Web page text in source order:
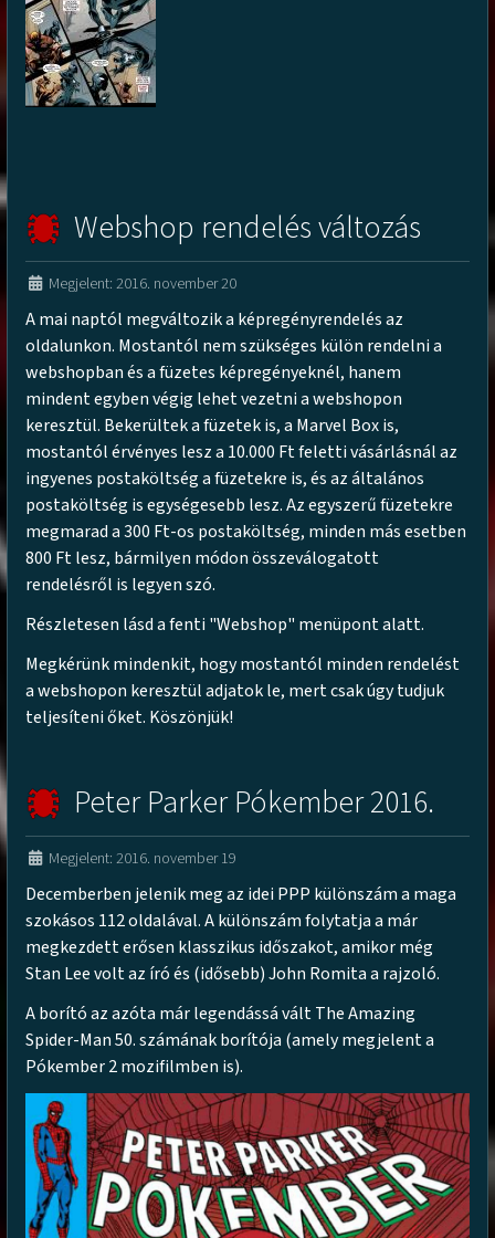
Webshop rendelés változás
Megjelent: 2016. november 20
A mai naptól megváltozik a képregényrendelés az
oldalunkon. Mostantól nem szükséges külön rendelni a
webshopban és a füzetes képregényeknél, hanem
mindent egyben végig lehet vezetni a webshopon
keresztül. Bekerültek a füzetek is, a Marvel Box is,
mostantól érvényes lesz a 10.000 Ft feletti vásárlásnál az
ingyenes postaköltség a füzetekre is, és az általános
postaköltség is egységesebb lesz. Az egyszerű füzetekre
megmarad a 300 Ft-os postaköltség, minden más esetben
800 Ft lesz, bármilyen módon összeválogatott
rendelésről is legyen szó.
Részletesen lásd a fenti "Webshop" menüpont alatt.
Megkérünk mindenkit, hogy mostantól minden rendelést
a webshopon keresztül adjatok le, mert csak úgy tudjuk
teljesíteni őket. Köszönjük!
Peter Parker Pókember 2016.
Megjelent: 2016. november 19
Decemberben jelenik meg az idei PPP különszám a maga
szokásos 112 oldalával. A különszám folytatja a már
megkezdett erősen klasszikus időszakot, amikor még
Stan Lee volt az író és (idősebb) John Romita a rajzoló.
A borító az azóta már legendássá vált The Amazing
Spider-Man 50. számának borítója (amely megjelent a
Pókember 2 mozifilmben is).